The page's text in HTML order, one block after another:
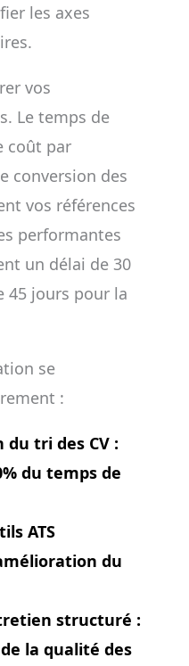
les axes
vos
Le temps de
coût par
conversion des
vos références
performantes
un délai de 30
45 jours pour la
se
:
tri des CV:
du temps de
ATS
du
structuré :
la qualité des